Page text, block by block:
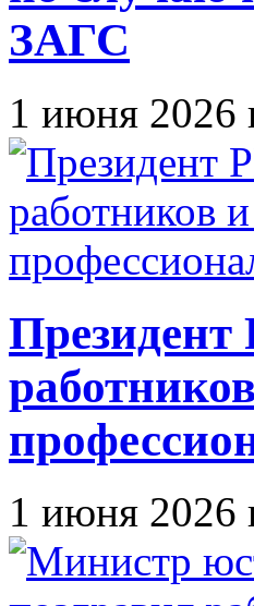
ЗАГС
1 июня 2026
1 июня 2026